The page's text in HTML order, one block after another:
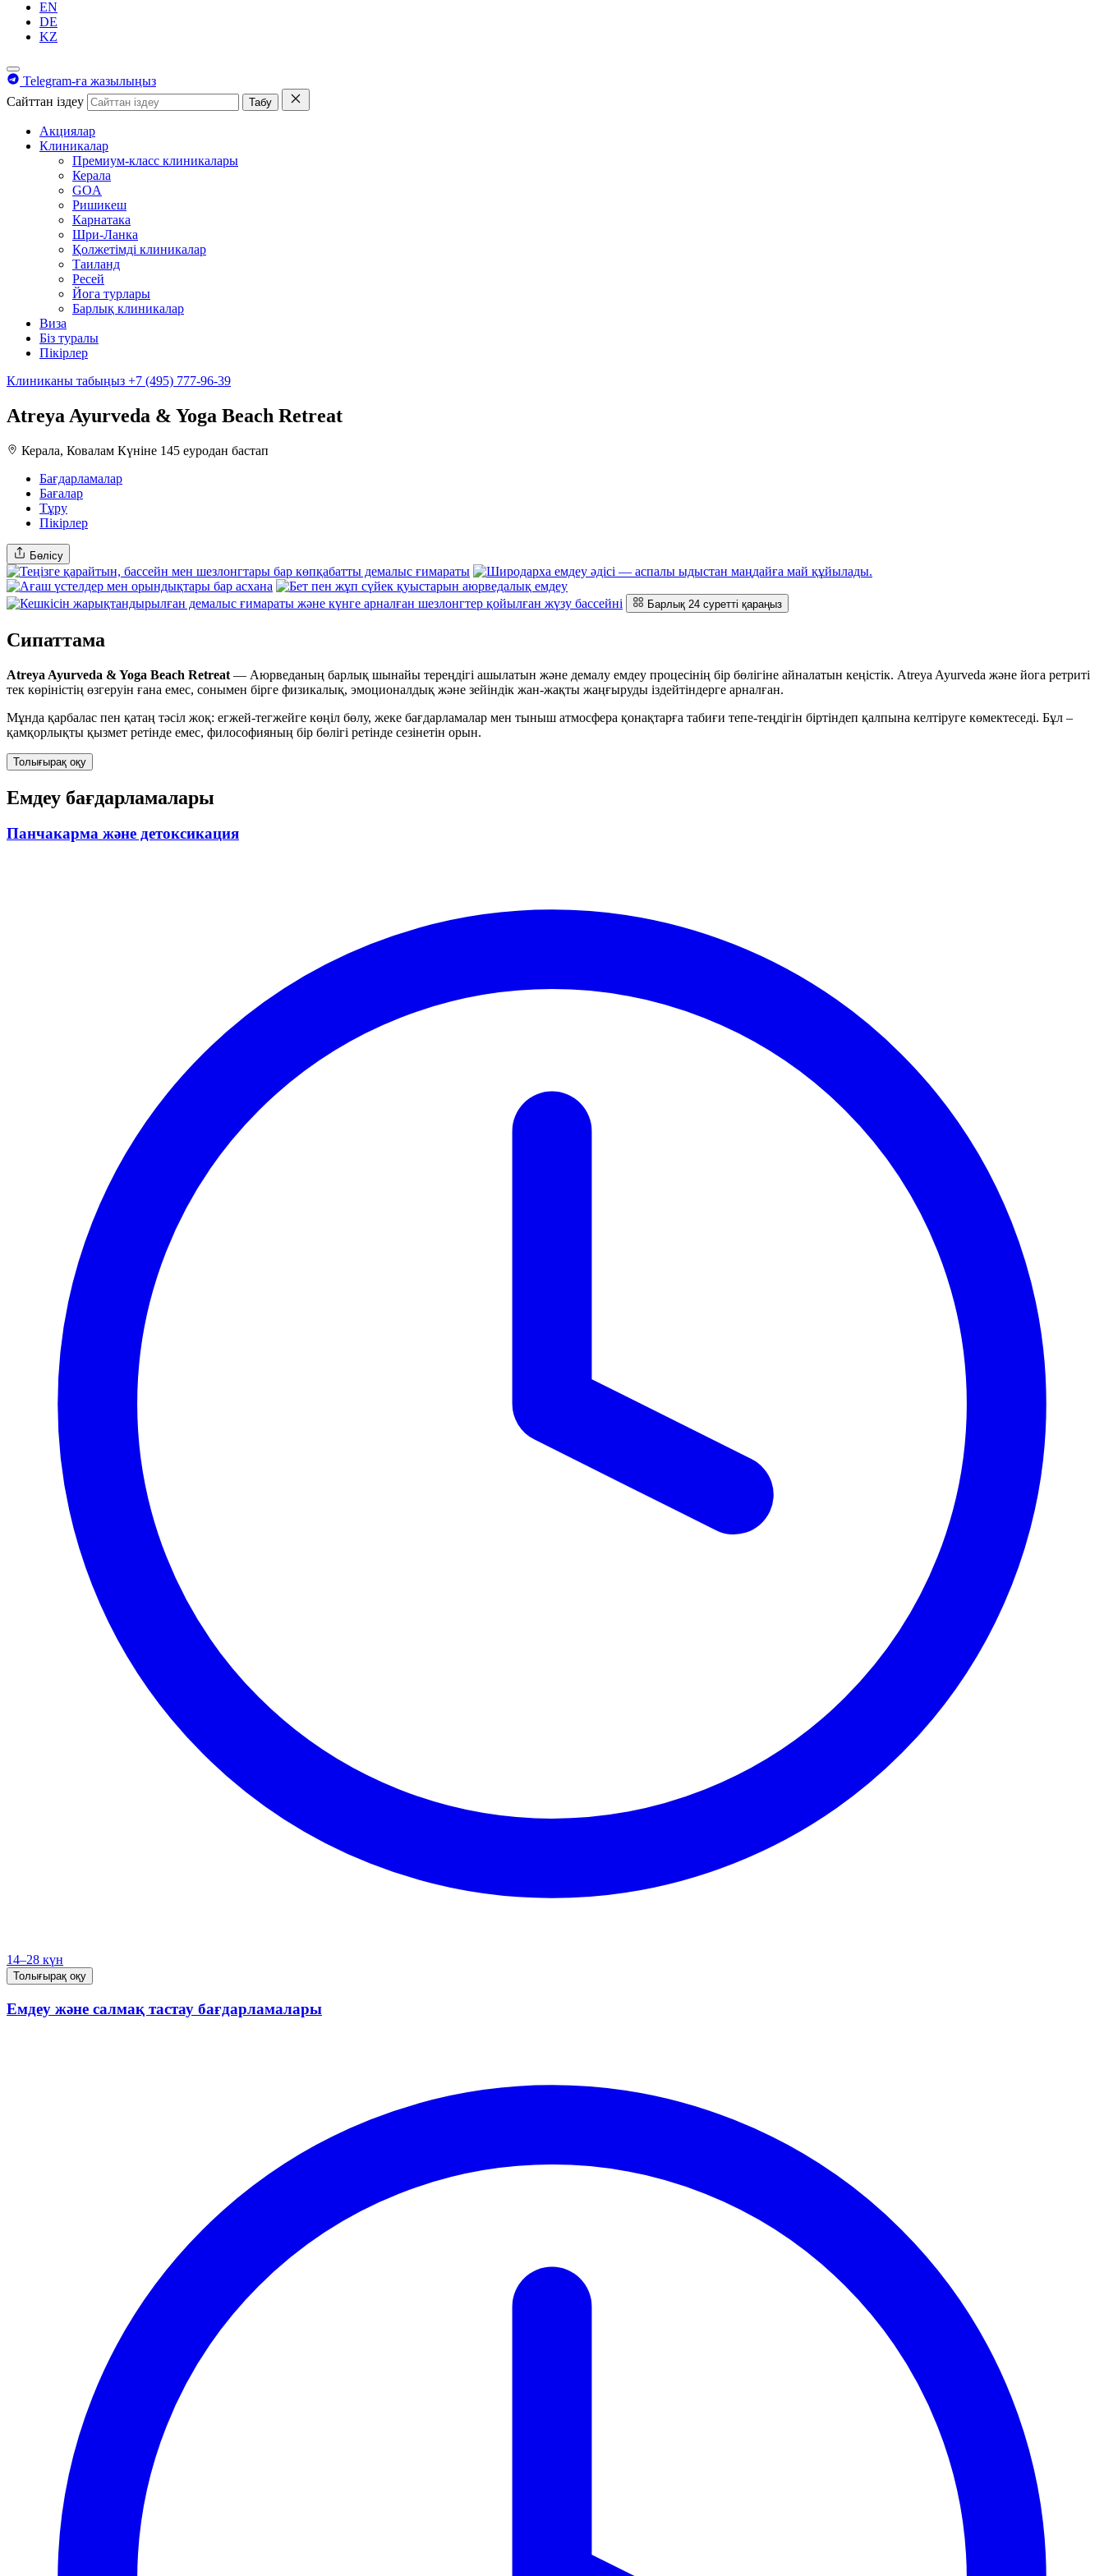
EN
DE
KZ
Telegram-ға жазылыңыз
Сайттан іздеу
Табу
Акциялар
Клиникалар
Премиум-класс клиникалары
Керала
GOA
Ришикеш
Карнатака
Шри-Ланка
Қолжетімді клиникалар
Таиланд
Ресей
Йога турлары
Барлық клиникалар
Виза
Біз туралы
Пікірлер
Клиниканы табыңыз +7 (495) 777-96-39
Atreya Ayurveda & Yoga Beach Retreat
Керала, Ковалам Күніне 145 еуродан бастап
Бағдарламалар
Бағалар
Тұру
Пікірлер
Бөлісу
Барлық 24 суретті қараңыз
Сипаттама
Atreya Ayurveda & Yoga Beach Retreat — Аюрведаның барлық шынайы тереңдігі ашылатын және демалу емдеу процесінің бір бөлігіне айналатын кеңістік. Atreya Ayurveda және йога ретриті
тек көріністің өзгеруін ғана емес, сонымен бірге физикалық, эмоционалдық және зейіндік жан-жақты жаңғыруды іздейтіндерге арналған.
Мұнда қарбалас пен қатаң тәсіл жоқ: егжей-тегжейге көңіл бөлу, жеке бағдарламалар мен тыныш атмосфера қонақтарға табиғи тепе-теңдігін біртіндеп қалпына келтіруге көмектеседі. Бұл –
қамқорлықты қызмет ретінде емес, философияның бір бөлігі ретінде сезінетін орын.
Толығырақ оқу
Емдеу бағдарламалары
Панчакарма және детоксикация
14–28 күн
Толығырақ оқу
Емдеу және салмақ тастау бағдарламалары